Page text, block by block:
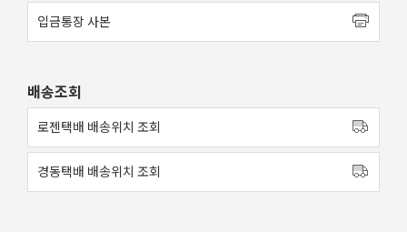
입금통장 사본
배송조회
로젠택배 배송위치 조회
경동택배 배송위치 조회